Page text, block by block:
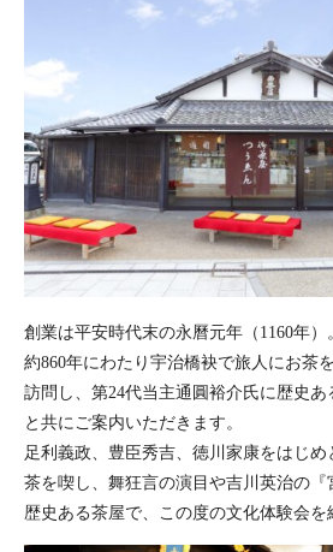
創業は平安時代末の永曆元年（1160年）
約860年にわたり宇治橋袂で旅人にお茶
訪問し、第24代当主通圓裕介氏に歴史
と共にご案内いただきます。
足利義政、豊臣秀吉、徳川家康をはじ
茶を喫し、舞狂言の演目や吉川英治の
歴史ある茶屋で、この度の文化体験会を